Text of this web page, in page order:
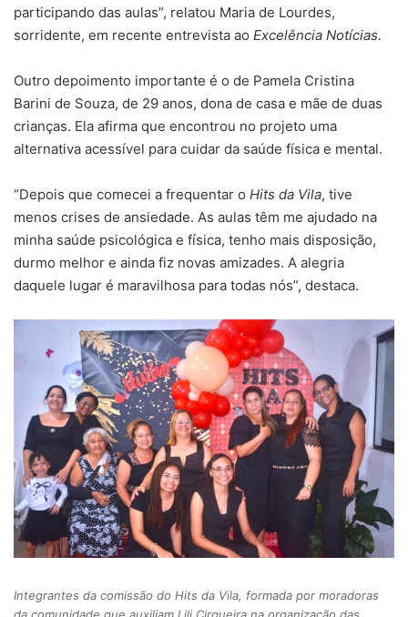
participando das aulas”, relatou Maria de Lourdes,
sorridente, em recente entrevista ao Excelência Notícias.
Outro depoimento importante é o de Pamela Cristina
Barini de Souza, de 29 anos, dona de casa e mãe de duas
crianças. Ela afirma que encontrou no projeto uma
alternativa acessível para cuidar da saúde física e mental.
“Depois que comecei a frequentar o Hits da Vila, tive
menos crises de ansiedade. As aulas têm me ajudado na
minha saúde psicológica e física, tenho mais disposição,
durmo melhor e ainda fiz novas amizades. A alegria
daquele lugar é maravilhosa para todas nós”, destaca.
Integrantes da comissão do Hits da Vila, formada por moradoras
da comunidade que auxiliam Lili Cirqueira na organização das